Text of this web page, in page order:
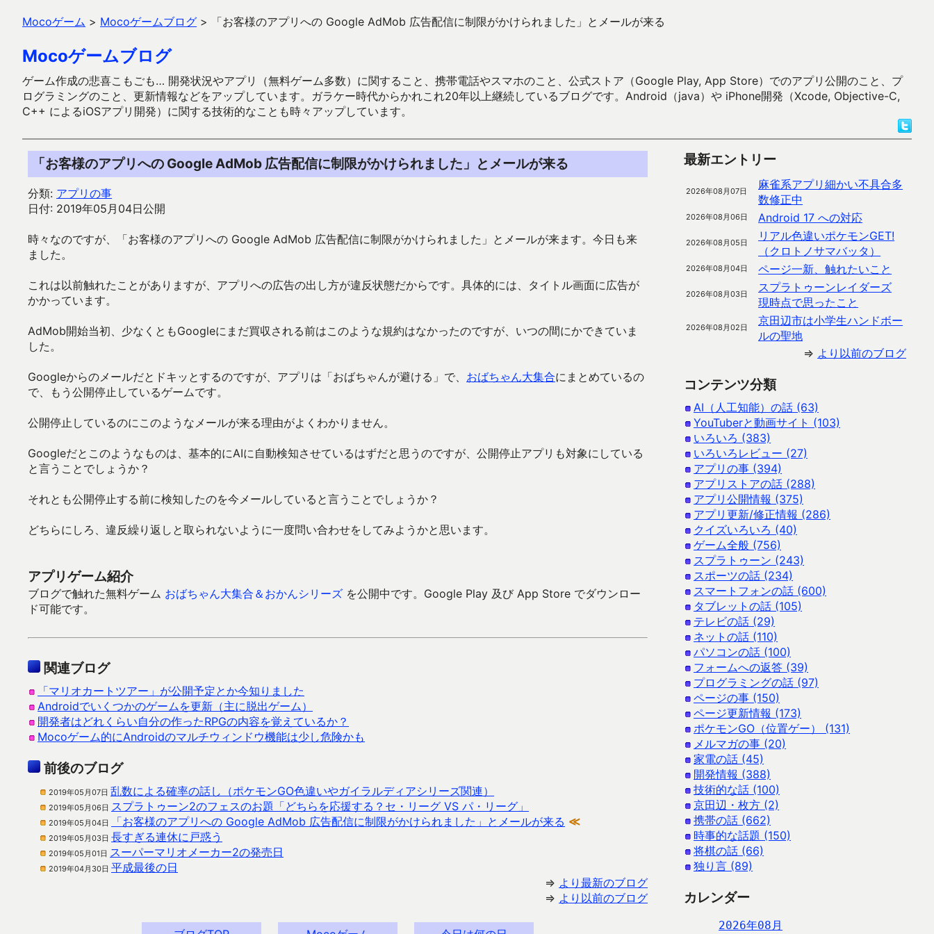
Mocoゲーム > Mocoゲームブログ > 「お客様のアプリへの Google AdMob 広告配信に制限がかけられました」とメールが来る
Mocoゲームブログ
ゲーム作成の悲喜こもごも… 開発状況やアプリ（無料ゲーム多数）に関すること、携帯電話やスマホのこと、公式ストア（Google Play, App Store）でのアプリ公開のこと、プ
ログラミングのこと、更新情報などをアップしています。ガラケー時代からかれこれ20年以上継続しているブログです。Android（java）や iPhone開発（Xcode, Objective-C,
C++ によるiOSアプリ開発）に関する技術的なことも時々アップしています。
「お客様のアプリへの Google AdMob 広告配信に制限がかけられました」とメールが来る
分類: アプリの事
日付: 2019年05月04日公開
時々なのですが、「お客様のアプリへの Google AdMob 広告配信に制限がかけられました」とメールが来ます。今日も来
ました。
これは以前触れたことがありますが、アプリへの広告の出し方が違反状態だからです。具体的には、タイトル画面に広告が
かかっています。
AdMob開始当初、少なくともGoogleにまだ買収される前はこのような規約はなかったのですが、いつの間にかできていま
した。
Googleからのメールだとドキッとするのですが、アプリは「おばちゃんが避ける」で、 おばちゃん大集合にまとめているの
で、もう公開停止しているゲームです。
公開停止しているのにこのようなメールが来る理由がよくわかりません。
Googleだとこのようなものは、基本的にAIに自動検知させているはずだと思うのですが、公開停止アプリも対象にしている
と言うことでしょうか？
それとも公開停止する前に検知したのを今メールしていると言うことでしょうか？
どちらにしろ、違反繰り返しと取られないように一度問い合わせをしてみようかと思います。
アプリゲーム紹介
ブログで触れた無料ゲーム おばちゃん大集合＆おかんシリーズ を公開中です。Google Play 及び App Store でダウンロー
ド可能です。
関連ブログ
「マリオカートツアー」が公開予定とか今知りました
Androidでいくつかのゲームを更新（主に脱出ゲーム）
開発者はどれくらい自分の作ったRPGの内容を覚えているか？
Mocoゲーム的にAndroidのマルチウィンドウ機能は少し危険かも
前後のブログ
2019年05月07日 乱数による確率の話し（ポケモンGO色違いやガイラルディアシリーズ関連）
2019年05月06日 スプラトゥーン2のフェスのお題「どちらを応援する？セ・リーグ VS パ・リーグ」
2019年05月04日 「お客様のアプリへの Google AdMob 広告配信に制限がかけられました」とメールが来る ≪
2019年05月03日 長すぎる連休に戸惑う
2019年05月01日 スーパーマリオメーカー2の発売日
2019年04月30日 平成最後の日
⇒ より最新のブログ
⇒ より以前のブログ
最新エントリー
2026年08月07日
麻雀系アプリ細かい不具合多
数修正中
2026年08月06日 Android 17 への対応
2026年08月05日
リアル色違いポケモンGET!
（クロトノサマバッタ）
2026年08月04日 ページ一新、触れたいこと
2026年08月03日
スプラトゥーンレイダーズ
現時点で思ったこと
2026年08月02日
京田辺市は小学生ハンドボー
ルの聖地
⇒ より以前のブログ
コンテンツ分類
AI（人工知能）の話 (63)
YouTuberと動画サイト (103)
いろいろ (383)
いろいろレビュー (27)
アプリの事 (394)
アプリストアの話 (288)
アプリ公開情報 (375)
アプリ更新/修正情報 (286)
クイズいろいろ (40)
ゲーム全般 (756)
スプラトゥーン (243)
スポーツの話 (234)
スマートフォンの話 (600)
タブレットの話 (105)
テレビの話 (29)
ネットの話 (110)
パソコンの話 (100)
フォームへの返答 (39)
プログラミングの話 (97)
ページの事 (150)
ページ更新情報 (173)
ポケモンGO（位置ゲー） (131)
メルマガの事 (20)
家電の話 (45)
開発情報 (388)
技術的な話 (100)
京田辺・枚方 (2)
携帯の話 (662)
時事的な話題 (150)
将棋の話 (66)
独り言 (89)
カレンダー
2026年08月